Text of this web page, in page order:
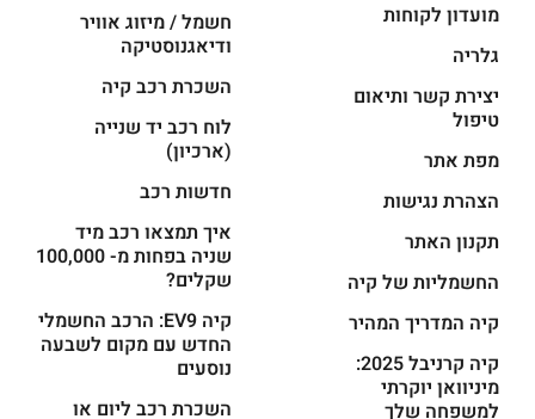
מועדון לקוחות
גלריה
יצירת קשר ותיאום
טיפול
מפת אתר
הצהרת נגישות
תקנון האתר
החשמליות של קיה
קיה המדריך המהיר
קיה קרניבל 2025:
מיניוואן יוקרתי
למשפחה שלך
חשמל / מיזוג אוויר
ודיאגנוסטיקה
השכרת רכב קיה
לוח רכב יד שנייה
(ארכיון)
חדשות רכב
איך תמצאו רכב מיד
שניה בפחות מ- 100,000
שקלים?
קיה EV9: הרכב החשמלי
החדש עם מקום לשבעה
נוסעים
השכרת רכב ליום או